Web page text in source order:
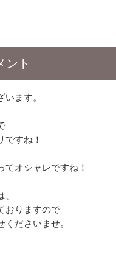
ント
ます。
ですね！
オシャレですね！
おりますので
ださいませ。